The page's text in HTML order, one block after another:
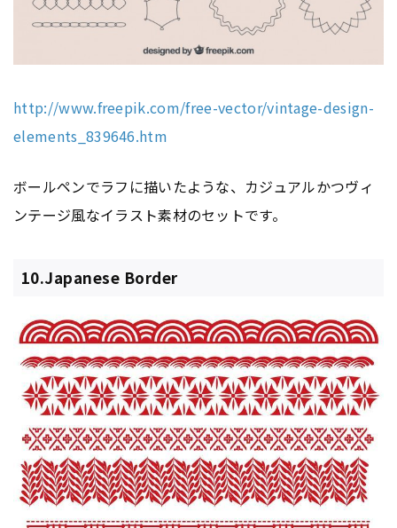
http://www.freepik.com/free-vector/vintage-design-
elements_839646.htm
ボールペンでラフに描いたような、カジュアルかつヴィ
ンテージ風なイラスト素材のセットです。
10.Japanese Border